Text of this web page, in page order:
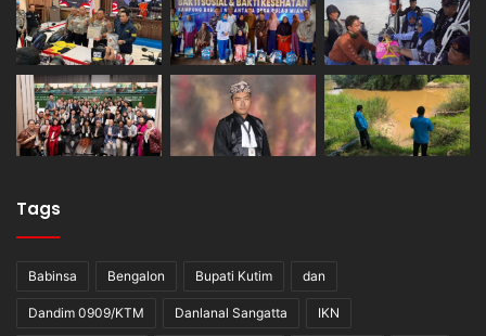
Tags
Babinsa Bengalon Bupati Kutim dan
Dandim 0909/KTM Danlanal Sangatta IKN